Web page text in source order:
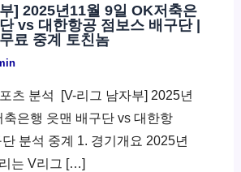
] 2025년11월 9일 OK저축은
vs 대한항공 점보스 배구단 |
료 중계 토친놈
츠 분석 ​ [V-리그 남자부] 2025년
축은행 읏맨 배구단 vs 대한항
분석 중계 1. 경기개요 2025년
는 V리그 […]